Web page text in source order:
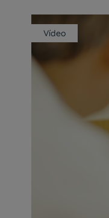
Vídeo